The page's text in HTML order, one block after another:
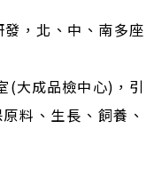
，北、中、南多座
(大成品檢中心)，引
料、生長、飼養、